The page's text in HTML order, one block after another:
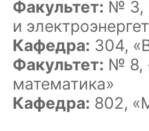
Факультет: № 3,
и
Кафедра: 304,
Факультет: № 8,
математика»
Кафедра: 802,